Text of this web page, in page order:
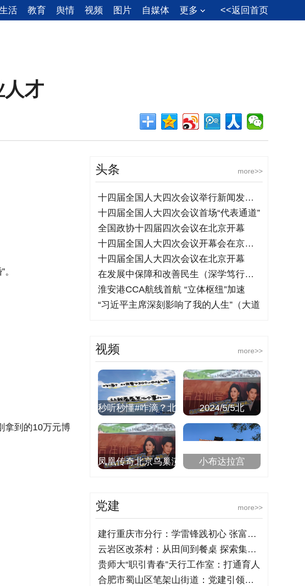
活 教育 舆情 视频 图片 自媒体 更多 <<返回首页
人才
拿到的10万元博
more>>
头条
十四届全国人大四次会议举行新闻发布会
十四届全国人大四次会议首场“代表通道”
全国政协十四届四次会议在北京开幕
十四届全国人大四次会议开幕会在京举行
十四届全国人大四次会议在北京开幕
在发展中保障和改善民生（深学笃行阐释习
淮安港CCA航线首航 “立体枢纽”加速
“习近平主席深刻影响了我的人生”（大道
more>>
视频
秒听秒懂#咋滴？北 2024/5/5北
凤凰传奇北京鸟巢演 小布达拉宫
more>>
党建
建行重庆市分行：学雷锋践初心 张富清金
云岩区改茶村：从田间到餐桌 探索集体经
贵师大“职引青春”天行工作室：打通育人
合肥市蜀山区笔架山街道：党建引领聚合力